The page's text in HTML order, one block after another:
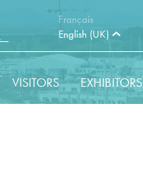
Français
English (UK)
VISITORS EXHIBITORS